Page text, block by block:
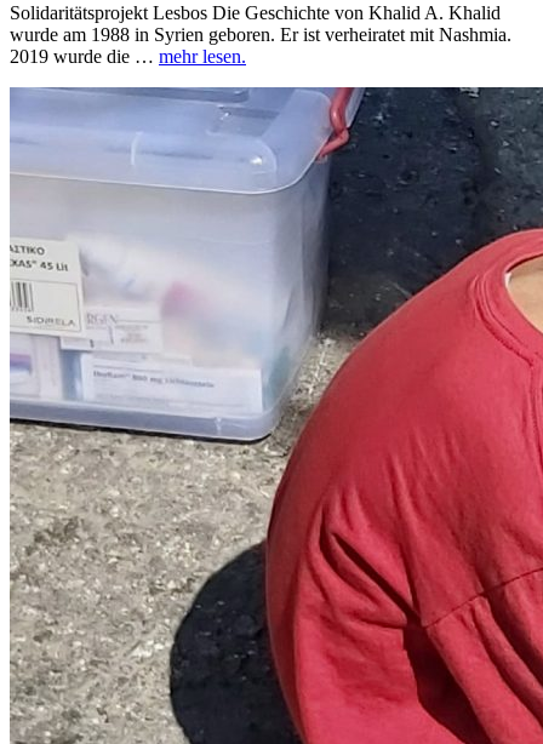
Solidaritätsprojekt Lesbos Die Geschichte von Khalid A. Khalid
wurde am 1988 in Syrien geboren. Er ist verheiratet mit Nashmia.
2019 wurde die … mehr lesen.